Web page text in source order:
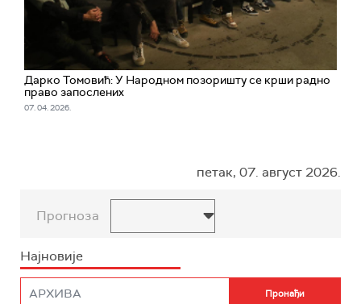
Дарко Томовић: У Народном позоришту се крши радно
право запослених
07. 04. 2026.
петак, 07. август 2026.
Прогноза
Најновије